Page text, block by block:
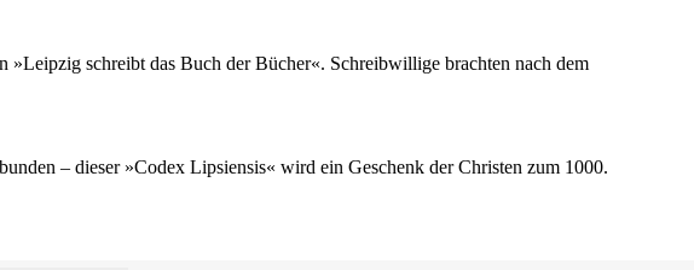
schreibt das Buch der Bücher«. Schreibwillige brachten nach dem
– dieser »Codex Lipsiensis« wird ein Geschenk der Christen zum 1000.